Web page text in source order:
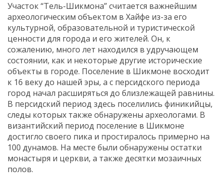
Участок “Тель-Шикмона” считается важнейшим
археологическим объектом в Хайфе из-за его
культурной, образовательной и туристической
ценности для города и его жителей. Он, к
сожалению, много лет находился в удручающем
состоянии, как и некоторые другие исторические
объекты в городе. Поселение в Шикмоне восходит
к 16 веку до нашей эры, а с персидского периода
город начал расширяться до близлежащей равнины.
В персидский период здесь поселились финикийцы,
следы которых также обнаружены археологами. В
византийский период поселение в Шикмоне
достигло своего пика и простиралось примерно на
100 дунамов. На месте были обнаружены остатки
монастыря и церкви, а также десятки мозаичных
полов.